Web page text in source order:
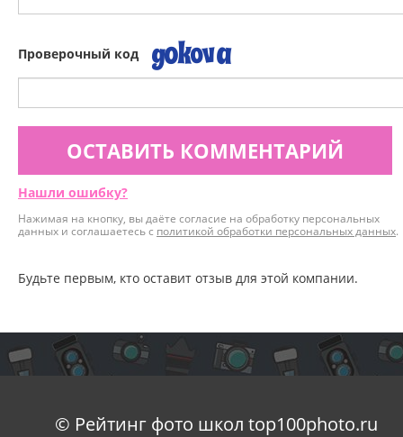
Проверочный код
ОСТАВИТЬ КОММЕНТАРИЙ
Нашли ошибку?
Нажимая на кнопку, вы даёте согласие на обработку персональных
данных и соглашаетесь с политикой обработки персональных данных.
Будьте первым, кто оставит отзыв для этой компании.
© Рейтинг фото школ top100photo.ru